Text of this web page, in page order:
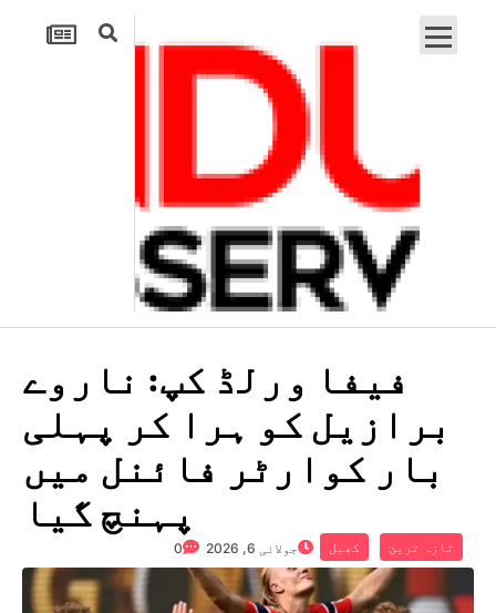
فیفا ورلڈ کپ: ناروے
برازیل کو ہرا کر پہلی
بار کوارٹر فائنل میں
پہنچ گیا
تازہ ترین کھیل جولائی 6, 2026 0